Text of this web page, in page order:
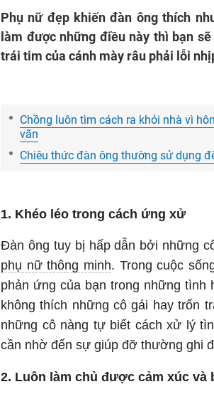
Phụ nữ đẹp khiến đàn ông thích
làm được những điều này thì bạn
trái tim của cánh mày râu phải lỗi
Chồng luôn tìm cách ra khỏi nhà vì
vãn
Chiêu thức đàn ông thường sử dụng
1. Khéo léo trong cách ứng xử
Đàn ông tuy bị hấp dẫn bởi những
phụ nữ thông minh. Trong cuộc
phản ứng của bạn trong những tình
không thích những cô gái hay trốn
những cô nàng tự biết cách xử lý
cần nhờ đến sự giúp đỡ thường ghi
2. Luôn làm chủ được cảm xúc và